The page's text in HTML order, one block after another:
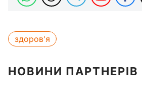
здоров'я
НОВИНИ ПАРТНЕРІВ